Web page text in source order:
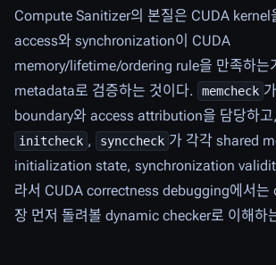
Compute Sanitizer의 본질은 CUDA kernel
access와 synchronization이 CUDA
memory/lifetime/ordering rule을 만족하는
metadata로 검증하는 것이다.
memcheck
boundary와 access attribution을 담당하고,
initcheck , synccheck 가 각각 shared
initialization state, synchronization
라서 CUDA correctness debugging에서는
장 먼저 돌려볼 dynamic checker로 이해하